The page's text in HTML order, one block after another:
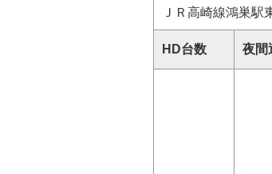
ＪＲ高崎線鴻巣駅
HD台数 夜間